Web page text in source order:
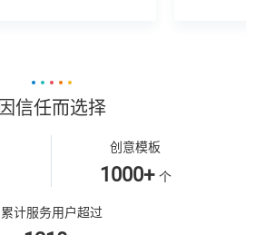
因信任而选择
创意模板
1000+ 个
累计服务用户超过